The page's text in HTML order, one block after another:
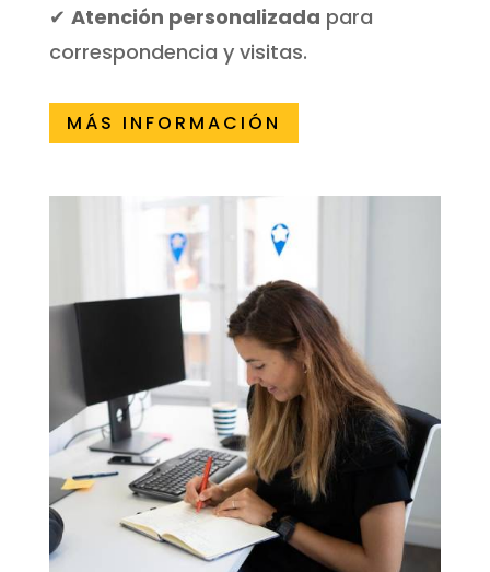
✔ Atención personalizada para
correspondencia y visitas.
MÁS INFORMACIÓN